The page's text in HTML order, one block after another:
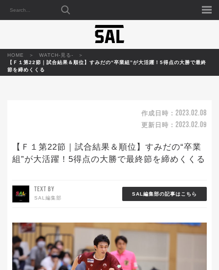
HOME
WATCH-見る-
【Ｆ１第22節｜試合結果＆順位】すみだの“卒業組”が大活躍！5得点の大勝で最終
節を締めくくる
作成日時： 2023.02.08
更新日時： 2023.02.09
【Ｆ１第22節｜試合結果＆順位】すみだの“卒業
組”が大活躍！5得点の大勝で最終節を締めくくる
TEXT BY
SAL編集部
SAL編集部の記事はこちら